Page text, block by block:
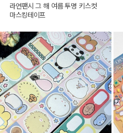
라연팬시 그 해 여름 투명 키스컷
마스킹테이프